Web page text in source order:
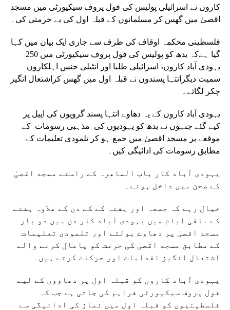
کاروں نے اسرائیلی پولیس کی فول پروف سیکیورٹی میں مسجد
اقصیٰ میں گھس کر مسلمانوں کے قبلہ اول کی بے حرمتی کی۔
فلسطینی محکمہ اوقاف کی طرف سے جاری ایک بیان میں کہا
گیا ہےکہ بدھ کو پولیس کی فول پروف سیکیورٹی میں 250
یہودی آباد کاروں، اسرائیلی طلبا اور انٹیلی جنس اہلکاروں
سمیت دیگرانتہا پسندوں نے قبلہ اول میں گھس کراشتعال انگیز
چکر لگائے۔
یہودی آباد کاروں کے یہ دھاوے انتہا پسند گروپوں کی اپیل پر
کیے گئے جنہوں نے بدھ کو یہودیوں کی مذہبی رسومات کے
موقعے پر مسجد اقصیٰ میں جمع ہو کر تلمودی تعلیمات کے
مطابق رسومات کی ادائیگی کیں۔
یہودی آباد کار باب الساھرہ کے راستے مسجد اقصیٰ
کے صحن میں داخل ہوئے۔
خیال رہے کہ جمعہ اور ہفتہ کے کے دن کے علاوہ ہفتے
کے باقی ایام میں یہودی آباد کار دن میں دو بار
مسجد اقصیٰ پر دھاوے بولتے اور تلمودی تعلیمات
کے مطابق مسجد اقصیٰ کی حرمت کو پامال کرنے والے
اشتعال انگیز اقدامات اور حرکات کرتے ہیں۔
یہودی آباد کاروں کو قبلہ اول پر دھاووں کے لیے
فول پروف سیکیورٹی فراہم کی جاتی ہے جب کہ
فلسطینیوں کو قبلہ اول میں نماز کی ادائیگی سے